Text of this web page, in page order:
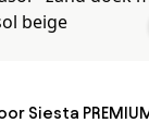
Siesta